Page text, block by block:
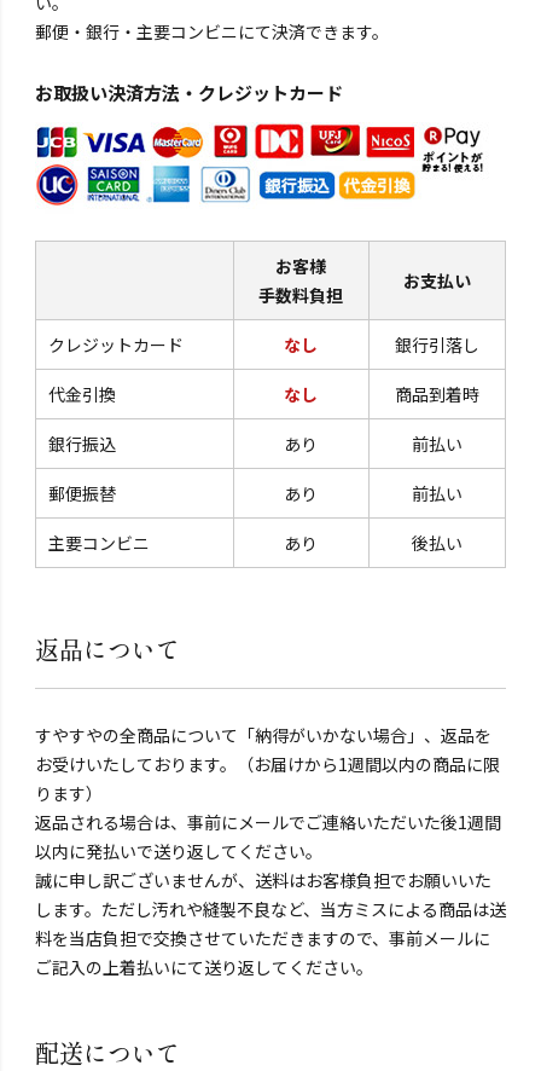
郵便・銀行・主要コンビニにて決済できます。
お取扱い決済方法・クレジットカード
お客様
手数料負担
お支払い
クレジットカード なし 銀行引落し
代金引換 なし 商品到着時
銀行振込 あり 前払い
郵便振替 あり 前払い
主要コンビニ あり 後払い
返品について
すやすやの全商品について「納得がいかない場合」、返品を
お受けいたしております。（お届けから1週間以内の商品に限
ります）
返品される場合は、事前にメールでご連絡いただいた後1週間
以内に発払いで送り返してください。
誠に申し訳ございませんが、送料はお客様負担でお願いいた
します。ただし汚れや縫製不良など、当方ミスによる商品は送
料を当店負担で交換させていただきますので、事前メールに
ご記入の上着払いにて送り返してください。
配送について